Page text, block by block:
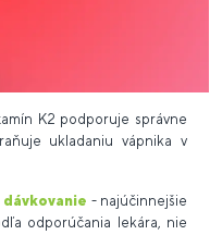
K2 podporuje správne
ukladaniu vápnika v
- najúčinnejšie
odporúčania lekára, nie